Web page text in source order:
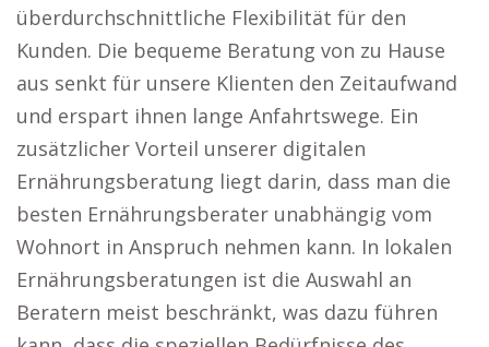
überdurchschnittliche Flexibilität für den
Kunden. Die bequeme Beratung von zu Hause
aus senkt für unsere Klienten den Zeitaufwand
und erspart ihnen lange Anfahrtswege. Ein
zusätzlicher Vorteil unserer digitalen
Ernährungsberatung liegt darin, dass man die
besten Ernährungsberater unabhängig vom
Wohnort in Anspruch nehmen kann. In lokalen
Ernährungsberatungen ist die Auswahl an
Beratern meist beschränkt, was dazu führen